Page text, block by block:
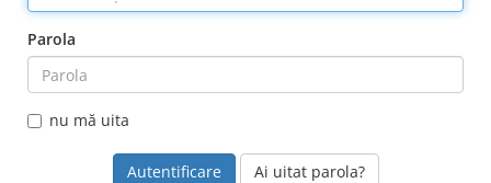
Parola
nu mă uita
Ai uitat parola?